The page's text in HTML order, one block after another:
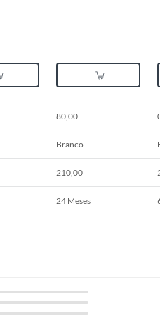
80,00
Branco
210,00
24 Meses